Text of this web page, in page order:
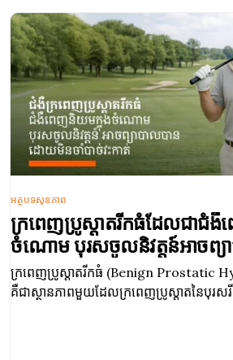
ក្រពេញប្រូស្តាតរីកធំដែលជាជំ
ចំណោម បុរសចូលនិវត្តន៍អាចព្
មិនចាំបាច់វះកាត់
ក្រពេញប្រូស្តាតរីកធំ (Benign Prostatic
គឺជាស្ថានភាពមួយដែលក្រពេញប្រូស្តាតនៃបុរស
អត្ថបទសុខភាព